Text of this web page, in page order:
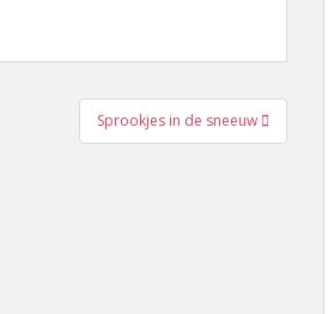
Sprookjes in de sneeuw